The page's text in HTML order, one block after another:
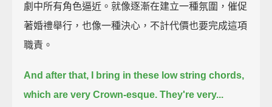
劇中所有角色逼近。就像逐漸在建立一種氛圍，催促
著婚禮舉行，也像一種決心，不計代價也要完成這項
職責。
And after that, I bring in these low string chords,
which are very Crown-esque. They're very...